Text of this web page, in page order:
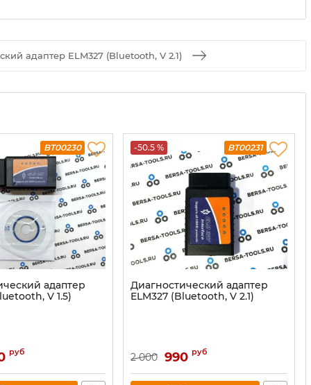
адаптер ELM327 (Bluetooth, V 2.1)
BT00230
адаптер
V 1.5)
руб
-50.5 % BT00231
Диагностический адаптер
ELM327 (Bluetooth, V 2.1)
2 000 990 руб